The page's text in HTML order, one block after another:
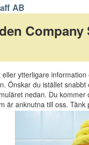
AB
Company
ytterligare information
Önskar du istället snabbt
nedan. Du kommer
är anknutna till oss. Tänk